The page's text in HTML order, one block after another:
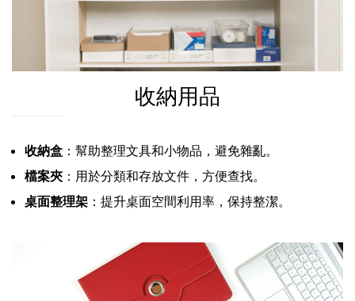
收納用品
收納盒 ：幫助整理文具和小物品，避免雜亂。
檔案夾 ：用於分類和存放文件，方便查找。
桌面整理架 ：提升桌面空間利用率，保持整潔。